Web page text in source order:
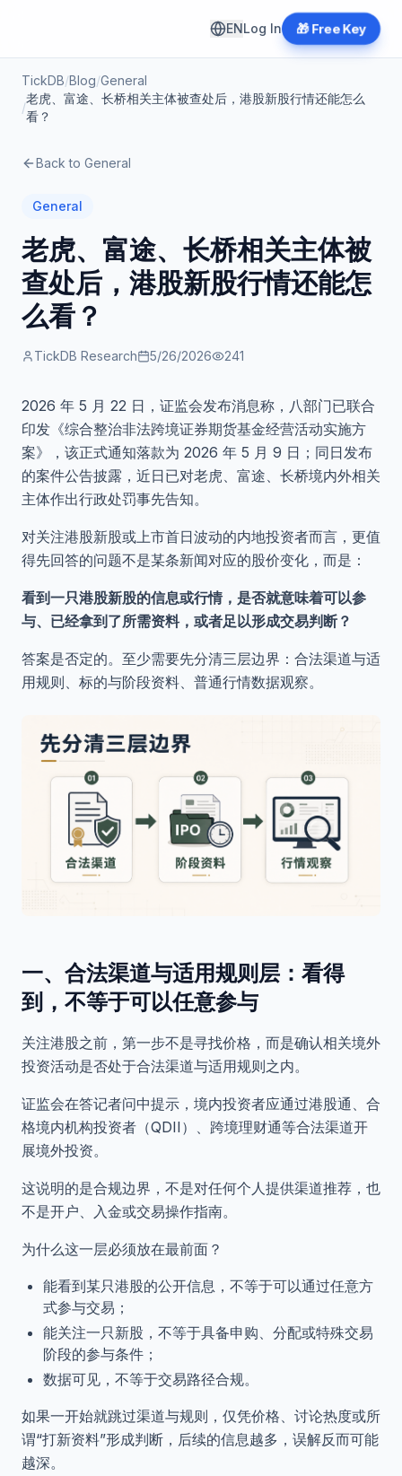
ENLog In 🎁 Free Key
TickDB/Blog/General
/
老虎、富途、长桥相关主体被查处后，港股新股行情还能怎么
看？
Back to General
General
老虎、富途、长桥相关主体被
查处后，港股新股行情还能怎
么看？
TickDB Research 5/26/2026 241
2026 年 5 月 22 日，证监会发布消息称，八部门已联合
印发《综合整治非法跨境证券期货基金经营活动实施方
案》，该正式通知落款为 2026 年 5 月 9 日；同日发布
的案件公告披露，近日已对老虎、富途、长桥境内外相关
主体作出行政处罚事先告知。
对关注港股新股或上市首日波动的内地投资者而言，更值
得先回答的问题不是某条新闻对应的股价变化，而是：
看到一只港股新股的信息或行情，是否就意味着可以参
与、已经拿到了所需资料，或者足以形成交易判断？
答案是否定的。至少需要先分清三层边界：合法渠道与适
用规则、标的与阶段资料、普通行情数据观察。
一、合法渠道与适用规则层：看得
到，不等于可以任意参与
关注港股之前，第一步不是寻找价格，而是确认相关境外
投资活动是否处于合法渠道与适用规则之内。
证监会在答记者问中提示，境内投资者应通过港股通、合
格境内机构投资者（QDII）、跨境理财通等合法渠道开
展境外投资。
这说明的是合规边界，不是对任何个人提供渠道推荐，也
不是开户、入金或交易操作指南。
为什么这一层必须放在最前面？
能看到某只港股的公开信息，不等于可以通过任意方
式参与交易；
能关注一只新股，不等于具备申购、分配或特殊交易
阶段的参与条件；
数据可见，不等于交易路径合规。
如果一开始就跳过渠道与规则，仅凭价格、讨论热度或所
谓“打新资料”形成判断，后续的信息越多，误解反而可能
越深。